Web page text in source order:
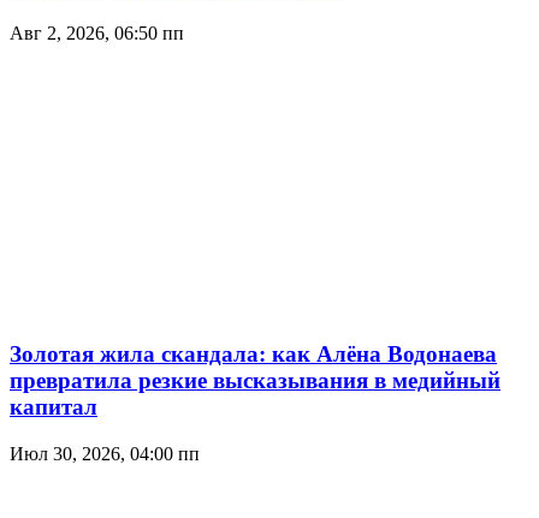
Авг 2, 2026, 06:50 пп
Золотая жила скандала: как Алёна Водонаева
превратила резкие высказывания в медийный
капитал
Июл 30, 2026, 04:00 пп